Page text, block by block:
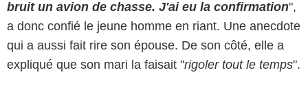
bruit un avion de chasse. J'ai eu la confirmation",
a donc confié le jeune homme en riant. Une anecdote
qui a aussi fait rire son épouse. De son côté, elle a
expliqué que son mari la faisait "rigoler tout le temps".